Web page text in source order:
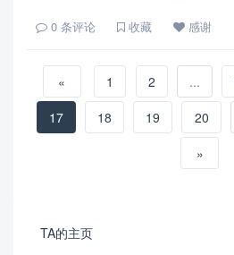
0 条评论 收藏 感谢
« 1 2 ...
17
18 19 20
»
TA的主页